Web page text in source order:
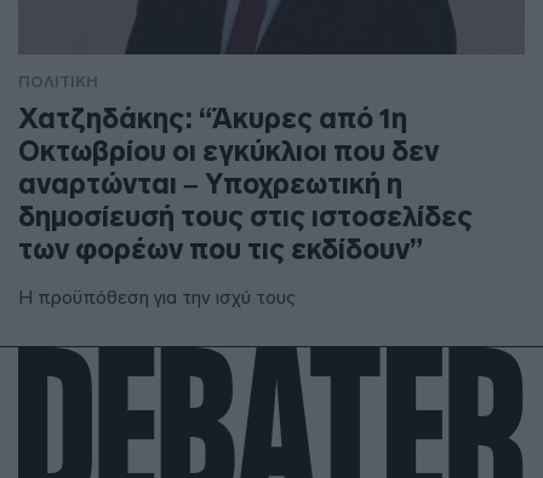
ΠΟΛΙΤΙΚΗ
Χατζηδάκης: “Άκυρες από 1η
Οκτωβρίου οι εγκύκλιοι που δεν
αναρτώνται – Υποχρεωτική η
δημοσίευσή τους στις ιστοσελίδες
των φορέων που τις εκδίδουν”
Η προϋπόθεση για την ισχύ τους